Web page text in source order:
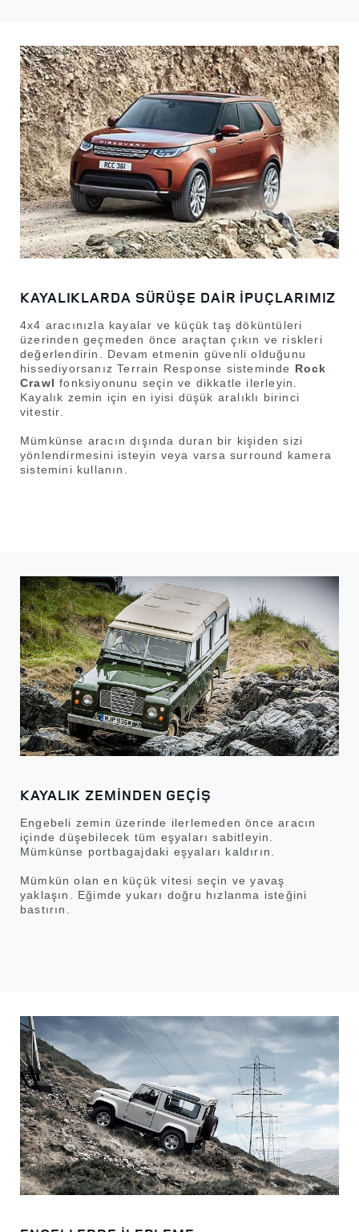
KAYALIKLARDA SÜRÜŞE DAİR İPUÇLARIMIZ
4x4 aracınızla kayalar ve küçük taş döküntüleri
üzerinden geçmeden önce araçtan çıkın ve riskleri
değerlendirin. Devam etmenin güvenli olduğunu
hissediyorsanız Terrain Response sisteminde Rock
Crawl fonksiyonunu seçin ve dikkatle ilerleyin.
Kayalık zemin için en iyisi düşük aralıklı birinci
vitestir.
Mümkünse aracın dışında duran bir kişiden sizi
yönlendirmesini isteyin veya varsa surround kamera
sistemini kullanın.
KAYALIK ZEMİNDEN GEÇİŞ
Engebeli zemin üzerinde ilerlemeden önce aracın
içinde düşebilecek tüm eşyaları sabitleyin.
Mümkünse portbagajdaki eşyaları kaldırın.
Mümkün olan en küçük vitesi seçin ve yavaş
yaklaşın. Eğimde yukarı doğru hızlanma isteğini
bastırın.